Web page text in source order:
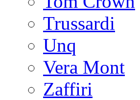
Trussardi
Unq
Vera Mont
Zaffiri